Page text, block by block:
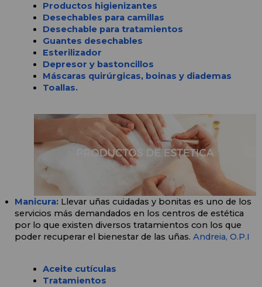
Productos higienizantes
Desechables para camillas
Desechable para tratamientos
Guantes desechables
Esterilizador
Depresor y bastoncillos
Máscaras quirúrgicas, boinas y diademas
Toallas.
Manicura: Llevar uñas cuidadas y bonitas es uno de los
servicios más demandados en los centros de estética
por lo que existen diversos tratamientos con los que
poder recuperar el bienestar de las uñas. Andreia, O.P.I
Aceite cutículas
Tratamientos